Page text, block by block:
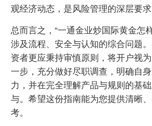
观经济动态，是风险管理的深层要求
总而言之，“一通金业炒国际黄金怎
涉及流程、安全与认知的综合问题
资者更应秉持审慎原则，将开户视
一步，充分做好尽职调查，明确自
力，并在完全理解产品与规则的基
与。希望这份指南能为您提供清晰
考。